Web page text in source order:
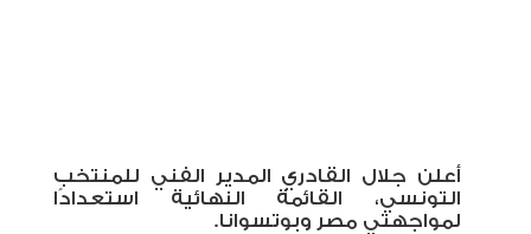
أعلن جلال القادري المدير الفني للمنتخب
التونسي، القائمة النهائية استعدادًا
لمواجهتي مصر وبوتسوانا.